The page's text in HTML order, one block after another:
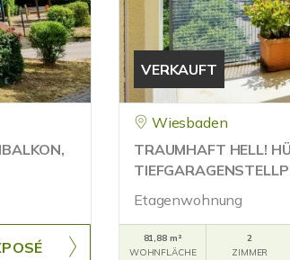
VERKAUFT
Wiesbaden
TRAUMHAFT HELL!
Etagenwohnung
81,88 m²
WOHNFLÄCHE
2
ZIMMER